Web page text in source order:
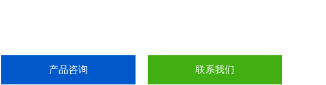
产品咨询 联系我们